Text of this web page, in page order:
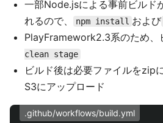
一部Node.jsによる事前ビルド
れるので、
npm install および
PlayFramework2.3系のため、
clean stage
ビルド後は必要ファイルをzip
S3にアップロード
.github/workflows/build.yml